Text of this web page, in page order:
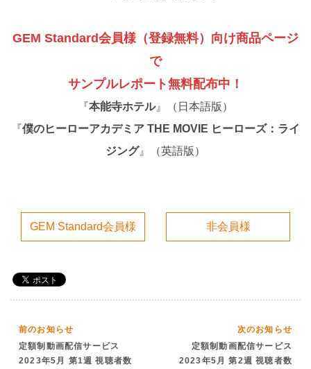
GEM Standard会員様（登録無料）向け商品ページ
で
サンプルレポート無料配布中！
『本能寺ホテル』（日本語版）
『僕のヒーローアカデミア THE MOVIE ヒーローズ：ライ
ジング』（英語版）
GEM Standard会員様 非会員様
前のお知らせ
定額制動画配信サービス
2023年5月 第1週 視聴者数
次のお知らせ
定額制動画配信サービス
2023年5月 第2週 視聴者数